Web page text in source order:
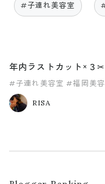
#子連れ美容室
年内ラストカット×３✂︎
#子連れ美容室 #福岡美容
RISA